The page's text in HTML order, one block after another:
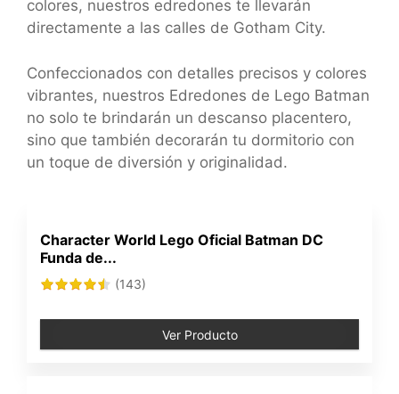
colores, nuestros edredones te llevarán
directamente a las calles de Gotham City.
Confeccionados con detalles precisos y colores
vibrantes, nuestros Edredones de Lego Batman
no solo te brindarán un descanso placentero,
sino que también decorarán tu dormitorio con
un toque de diversión y originalidad.
Character World Lego Oficial Batman DC
Funda de...
(143)
Ver Producto